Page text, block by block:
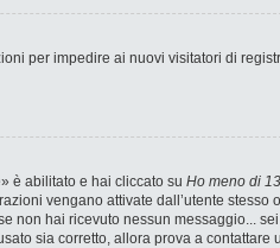
per impedire ai nuovi visitatori di
è abilitato e hai cliccato su Ho meno di
vengano attivate dall’utente stesso
non hai ricevuto nessun messaggio...
sia corretto, allora prova a contattare